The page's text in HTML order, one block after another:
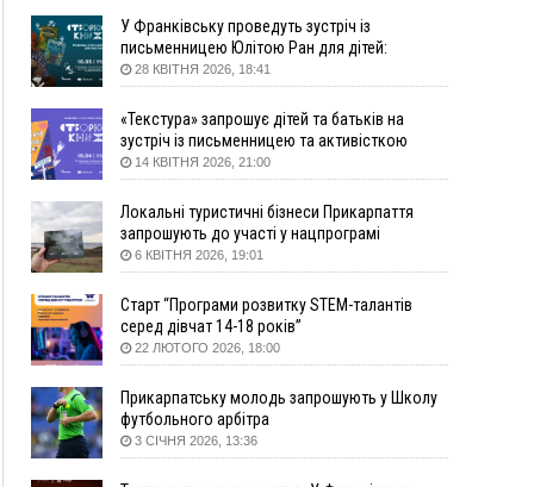
могилою УПА
17:45
Сили оборони уразила Ярославський НПЗ та
кораблі берегової охорони фсб у Керчі
побачать далеко за межами Коломиї
16:42
Поблизу Франківська п'яний на Chevrolet
втікав від поліції
16:27
На Прикарпатті триває декларування
вогнепальної зброї: уже зареєстровано 282
одиниці
отримали рекомендації до зарахування на
бакалаврат у ВНЗ
15:28
Кілька вулиць у Долині тимчасово залишаться
без газу
15:02
ФОТО У Старуні відбулася Патріарша проща
14:35
Не знає англійську на достатньому рівні.
У Франківську проведуть зустріч із
письменницею Юлітою Ран для дітей:
говоритимуть про серію книг про Мавку
28 КВІТНЯ 2026, 18:41
«Текстура» запрошує дітей та батьків на
зустріч із письменницею та активісткою
Анною Повх
14 КВІТНЯ 2026, 21:00
Локальні туристичні бізнеси Прикарпаття
запрошують до участі у нацпрограмі
«Подорож до себе»
6 КВІТНЯ 2026, 19:01
Старт “Програми розвитку STEM-талантів
серед дівчат 14-18 років”
22 ЛЮТОГО 2026, 18:00
Прикарпатську молодь запрошують у Школу
футбольного арбітра
3 СІЧНЯ 2026, 13:36